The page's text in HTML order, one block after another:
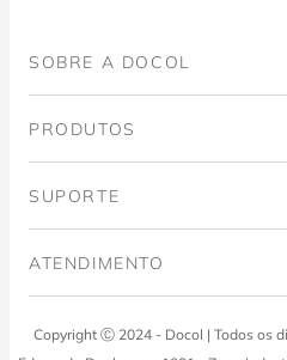
SOBRE A DOCOL
Institucional
Trabalhe Conosco
Viva Docol
PRODUTOS
Banheiro
SUPORTE
Código de Ética
ATENDIMENTO
Docol Responde
Copyright Ⓒ 2024 - Docol | Todos os